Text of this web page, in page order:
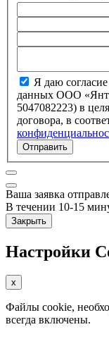
Я даю
данных ООО
5047082223) в целях обработки запроса и заключение
договора, в
Отправить
Ваша заявка
В течении 10-15
Закрыть
Настройки
x
Файлы cookie,
всегда включены.